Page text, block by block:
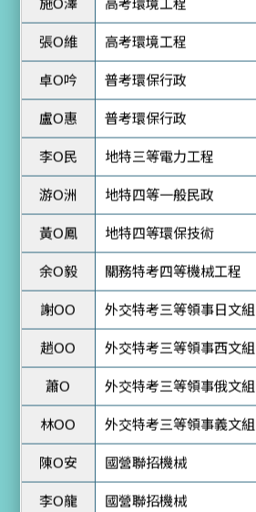
卓O吟 普考環保行政
盧O惠 普考環保行政
李O民 地特三等電力工程
游O洲 地特四等一般民政
黃O鳳 地特四等環保技術
余O毅 關務特考四等機械工程
謝OO 外交特考三等領事日文組
趙OO 外交特考三等領事西文組
蕭O 外交特考三等領事俄文組
林OO 外交特考三等領事義文組
陳O安 國營聯招機械
李O龍 國營聯招機械
呂O勳 高考電力工程